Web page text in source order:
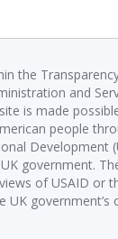
the
and
is made
people
Development
government.
of USAID or
UK government’s